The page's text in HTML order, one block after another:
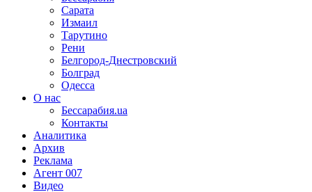
Сарата
Измаил
Тарутино
Рени
Белгород-Днестровский
Болград
Одесса
О нас
Бессарабия.ua
Контакты
Аналитика
Архив
Реклама
Агент 007
Видео